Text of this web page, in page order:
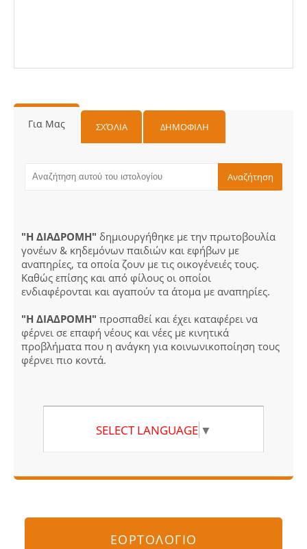
Για Μας ΣΧΌΛΙΑ ΔΗΜΟΦΙΛΗ
"Η ΔΙΑΔΡΟΜΗ" δημιουργήθηκε με την πρωτοβουλία
γονέων & κηδεμόνων παιδιών και εφήβων με
αναπηρίες, τα οποία ζουν με τις οικογένειές τους.
Καθώς επίσης και από φίλους οι οποίοι
ενδιαφέρονται και αγαπούν τα άτομα με αναπηρίες.
"Η ΔΙΑΔΡΟΜΗ" προσπαθεί και έχει καταφέρει να
φέρνει σε επαφή νέους και νέες με κινητικά
προβλήματα που η ανάγκη για κοινωνικοποίηση τους
φέρνει πιο κοντά.
SELECT LANGUAGE ▼
ΕΟΡΤΟΛΟΓΙΟ